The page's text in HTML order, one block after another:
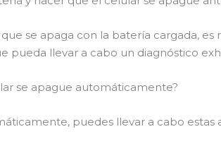
se apaga con la batería cargada,
pueda llevar a cabo un diagnóstico
se apague automáticamente?
puedes llevar a cabo estas